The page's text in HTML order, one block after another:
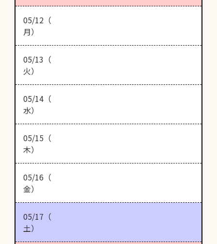
05/12（
月）
05/13（
火）
05/14（
水）
05/15（
木）
05/16（
金）
05/17（
土）